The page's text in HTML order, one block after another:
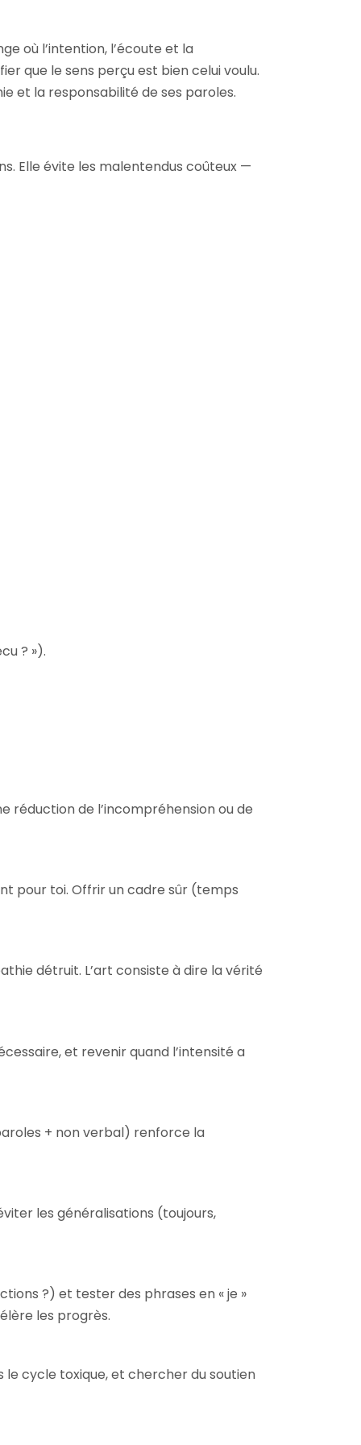
où l’intention, l’écoute et la
que le sens perçu est bien celui voulu.
et la responsabilité de ses paroles.
Elle évite les malentendus coûteux —
? »).
réduction de l’incompréhension ou de
pour toi. Offrir un cadre sûr (temps
détruit. L’art consiste à dire la vérité
et revenir quand l’intensité a
+ non verbal) renforce la
les généralisations (toujours,
?) et tester des phrases en « je »
les progrès.
cycle toxique, et chercher du soutien